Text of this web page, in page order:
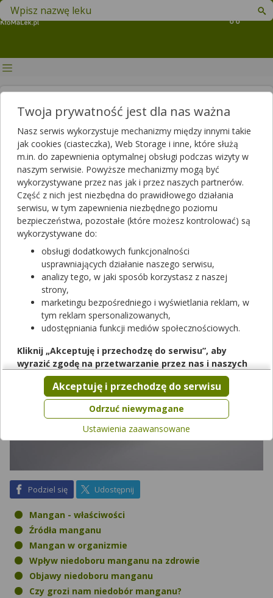
Koszyk
Znajdź lek w swojej okolicy
Mangan - jakie funkcje pełni w
naszym organizmie?
Publikacja: 2019-09-18 12:11 Aktualizacja: 2025-06-03 14:20
O manganie i jego roli w naszych organizmach nie mówi się
często, jednak warto wiedzieć, że spełnia on wiele ważnych
funkcji. Czy jesteśmy narażeni na jego niedobór, w jaki sposób
się objawia i czym skutkuje? I czy nadmiar manganu może być
równie niebezpieczny?
Autor
Podziel sięna FacebookUdostępnij
Artykuł rekomendowany przez:
magister farmacji Bartłomiej Łuczyński
Mangan - właściwości
Źródła manganu
Mangan w organizmie
Wpływ niedoboru manganu na zdrowie
Objawy niedoboru manganu
Czy grozi nam niedobór manganu?
Twoja prywatność jest dla nas ważna
Nasz serwis wykorzystuje mechanizmy między innymi takie
jak cookies (ciasteczka), Web Storage i inne, które służą
m.in. do zapewnienia optymalnej obsługi podczas wizyty w
naszym serwisie. Powyższe mechanizmy mogą być
wykorzystywane przez nas jak i przez naszych partnerów.
Część z nich jest niezbędna do prawidłowego działania
serwisu, w tym zapewnienia niezbędnego poziomu
bezpieczeństwa, pozostałe (które możesz kontrolować) są
wykorzystywane do:
obsługi dodatkowych funkcjonalności
usprawniających działanie naszego serwisu,
analizy tego, w jaki sposób korzystasz z naszej
strony,
marketingu bezpośredniego i wyświetlania reklam, w
tym reklam spersonalizowanych,
udostępniania funkcji mediów społecznościowych.
Kliknij „Akceptuję i przechodzę do serwisu”, aby
wyrazić zgodę na przetwarzanie przez nas i naszych
partnerów Twoich danych w powyższych celach.
Pamiętaj, że wyrażenie zgody jest dobrowolne, a wyrażoną
zgodę możesz w każdej chwili cofnąć, możesz też wycofać
zgodę na przetwarzanie Twoich danych tylko w niektórych
celach. Jeżeli chcesz dowiedzieć się więcej lub chcesz
zewnętrznych w naszym serwisie znajdziesz w
Serwisu.
Odrzuć niewymagane
Akceptuję i przechodzę do serwisu
Ustawienia zaawansowane